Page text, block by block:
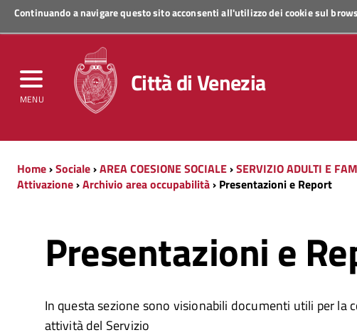
Continuando a navigare questo sito acconsenti all'utilizzo dei cookie sul
MENU
Regione Veneto
Città di Venezia
Home›Sociale›AREA COESIONE SOCIALE›SERVIZIO ADULTI E
Attivazione›Archivio area occupabilità› Presentazioni e Report
Presentazioni e
In questa sezione sono visionabili documenti utili per la
attività del Servizio